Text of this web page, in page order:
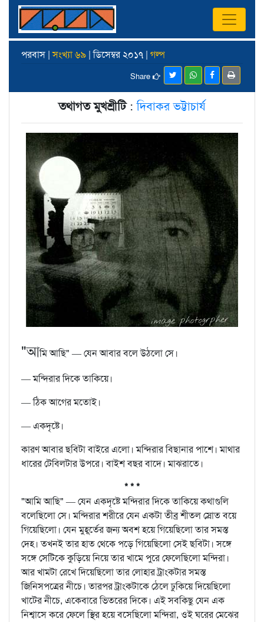
পরবাস |সংখ্যা ৬৯ | ডিসেম্বর ২০১৭ | গল্প
Share
তথাগত মুখশ্রীটি:দিবাকর ভট্টাচার্য
"আমি আছি" — যেন আবার বলে উঠলো সে।
— মন্দিরার দিকে তাকিয়ে।
— ঠিক আগের মতোই।
— একদৃষ্টে।
কারণ আবার ছবিটা বাইরে এলো। মন্দিরার বিছানার পাশে। মাথার
ধারের টেবিলটার উপরে। বাইশ বছর বাদে। মাঝরাতে।
* * *
"আমি আছি" — যেন একদৃষ্টে মন্দিরার দিকে তাকিয়ে কথাগুলি
বলেছিলো সে। মন্দিরার শরীরে যেন একটা তীব্র শীতল স্রোত বয়ে
গিয়েছিলো। যেন মুহূর্তের জন্য অবশ হয়ে গিয়েছিলো তার সমস্ত
দেহ। তখনই তার হাত থেকে পড়ে গিয়েছিলো সেই ছবিটা। সঙ্গে
সঙ্গে সেটিকে কুড়িয়ে নিয়ে তার খামে পুরে ফেলেছিলো মন্দিরা।
আর খামটা রেখে দিয়েছিলো তার লোহার ট্রাংকটার সমস্ত
জিনিসপত্রের নীচে। তারপর ট্রাংকটাকে ঠেলে ঢুকিয়ে দিয়েছিলো
খাটের নীচে, একেবারে ভিতরের দিকে। এই সবকিছু যেন এক
নিশ্বাসে করে ফেলে স্থির হয়ে বসেছিলো মন্দিরা, ওই ঘরের মেঝের